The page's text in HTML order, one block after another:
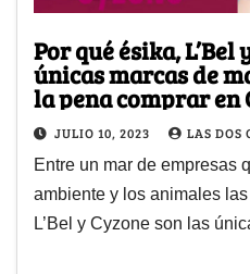
Por qué ésika, L’Bel
únicas marcas de
la pena comprar en
JULIO 10, 2023 LAS DOS
Entre un mar de empresas
ambiente y los animales
L’Bel y Cyzone son las